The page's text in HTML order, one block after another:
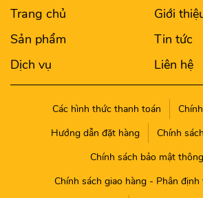
Trang chủ
Giới
Sản phẩm
Tin tức
Dịch vụ
Liên hệ
Các hình thức thanh toán
Hướng dẫn đặt hàng
Chính
Chính sách bảo mật
Chính sách giao hàng - Phân định